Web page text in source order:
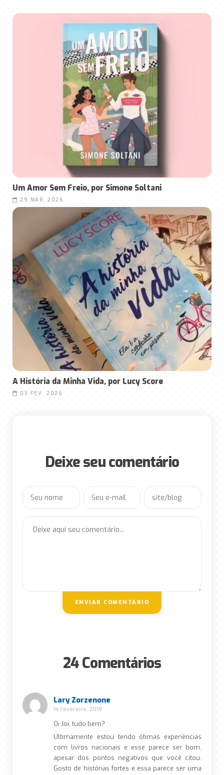
Um Amor Sem Freio, por Simone Soltani
29 MAR, 2026
A História da Minha Vida, por Lucy Score
03 FEV, 2026
Deixe seu comentário
ENVIAR COMENTÁRIO
24 Comentários
Lary Zorzenone
14 Fevereiro, 2019
Oi Joi, tudo bem?
Ultimamente estou tendo ótimas experiências
com livros nacionais e esse parece ser bom,
apesar dos pontos negativos que você citou.
Gosto de histórias fortes e essa parece ser uma